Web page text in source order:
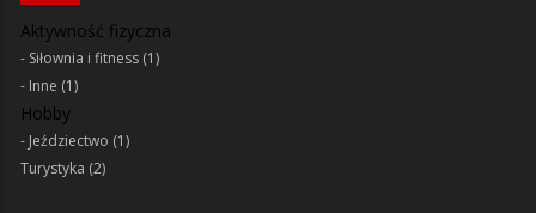
Aktywność fizyczna
Siłownia i fitness (1)
Inne (1)
Hobby
Jeździectwo (1)
Turystyka (2)